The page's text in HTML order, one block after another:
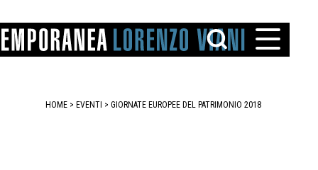
HOME > EVENTI > GIORNATE EUROPEE DEL PATRIMONIO 2018